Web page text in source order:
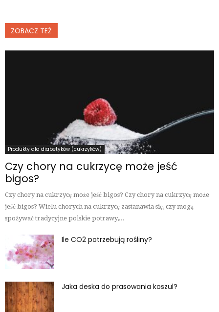
ZOBACZ TEŻ
Produkty dla diabetyków (cukrzyków)
Czy chory na cukrzycę może jeść
bigos?
Czy chory na cukrzycę może jeść bigos? Czy chory na cukrzycę może
jeść bigos? Wielu chorych na cukrzycę zastanawia się, czy mogą
spożywać tradycyjne polskie potrawy,...
Ile CO2 potrzebują rośliny?
Jaka deska do prasowania koszul?